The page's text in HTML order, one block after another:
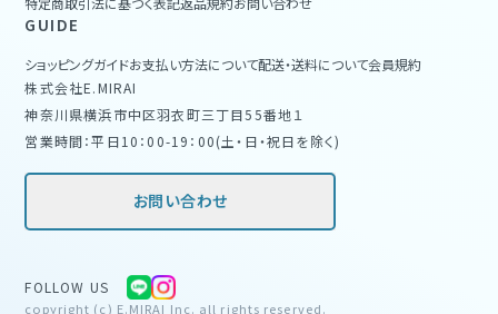
株式会社E.MIRAI
神奈川県横浜市中区羽衣町三丁目55番地１
営業時間：平日10：00-19：00(土・日・祝日を除く)
お問い合わせ
GUIDE
ショッピングガイドお支払い方法について配送・送料について会員規約
FOLLOW US
copyright (c) E.MIRAI Inc. all rights reserved.